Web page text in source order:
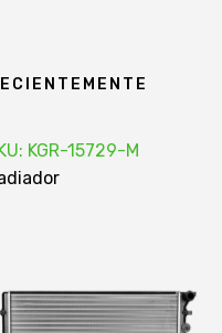
KGR-15729-M